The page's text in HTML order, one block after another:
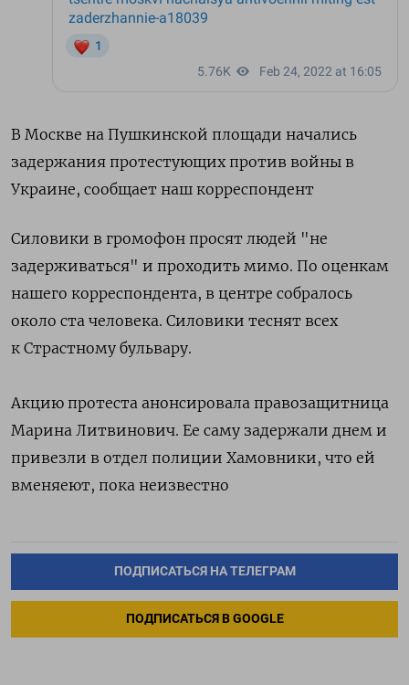
В Москве на Пушкинской площади начались
задержания протестующих против войны в
Украине, сообщает наш корреспондент
Силовики в громофон просят людей "не
задерживаться" и проходить мимо. По оценкам
нашего корреспондента, в центре собралось
около ста человека. Силовики теснят всех
к Страстному бульвару.
Акцию протеста анонсировала правозащитница
Марина Литвинович. Ее саму задержали днем и
привезли в отдел полиции Хамовники, что ей
вменяеют, пока неизвестно
ПОДПИСАТЬСЯ НА ТЕЛЕГРАМ
ПОДПИСАТЬСЯ В GOOGLE